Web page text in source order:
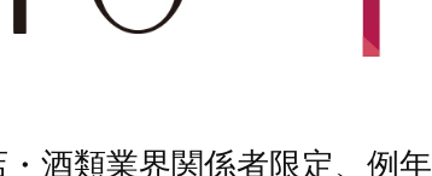
酒類業界関係者限定、例